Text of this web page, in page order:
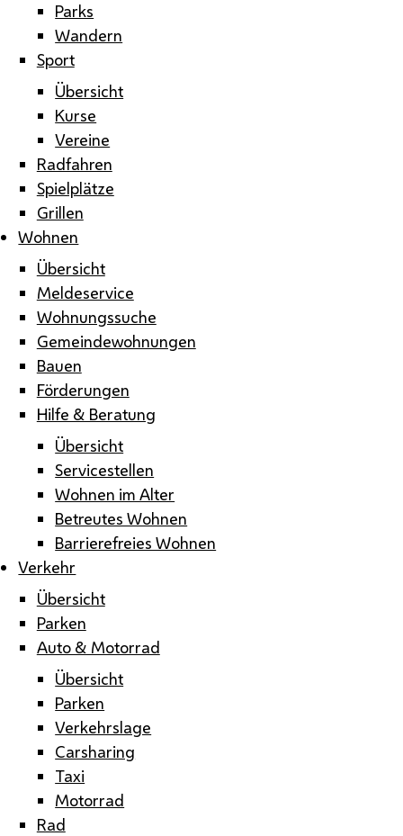
Parks
Wandern
Sport
Übersicht
Kurse
Vereine
Radfahren
Spielplätze
Grillen
Wohnen
Übersicht
Meldeservice
Wohnungssuche
Gemeindewohnungen
Bauen
Förderungen
Hilfe & Beratung
Übersicht
Servicestellen
Wohnen im Alter
Betreutes Wohnen
Barrierefreies Wohnen
Verkehr
Übersicht
Parken
Auto & Motorrad
Übersicht
Parken
Verkehrslage
Carsharing
Taxi
Motorrad
Rad